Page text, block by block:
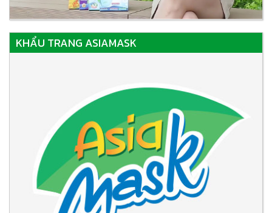
KHẨU TRANG ASIAMASK